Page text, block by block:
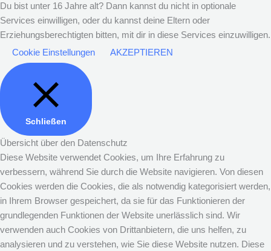
Du bist unter 16 Jahre alt? Dann kannst du nicht in optionale
Services einwilligen, oder du kannst deine Eltern oder
Erziehungsberechtigten bitten, mit dir in diese Services einzuwilligen.
Cookie Einstellungen
AKZEPTIEREN
Schließen
Übersicht über den Datenschutz
Diese Website verwendet Cookies, um Ihre Erfahrung zu
verbessern, während Sie durch die Website navigieren. Von diesen
Cookies werden die Cookies, die als notwendig kategorisiert werden,
in Ihrem Browser gespeichert, da sie für das Funktionieren der
grundlegenden Funktionen der Website unerlässlich sind. Wir
verwenden auch Cookies von Drittanbietern, die uns helfen, zu
analysieren und zu verstehen, wie Sie diese Website nutzen. Diese